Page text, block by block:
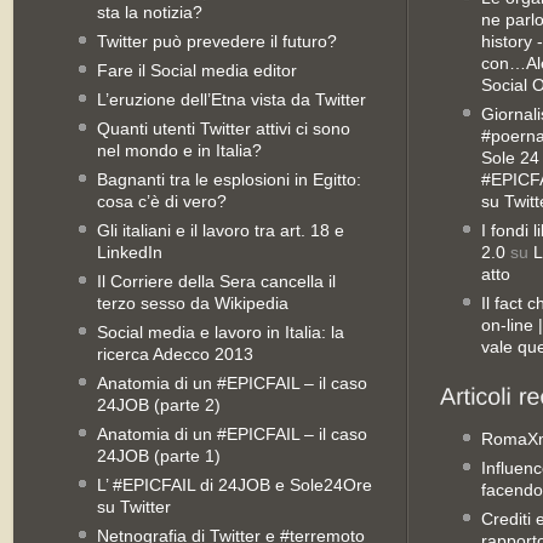
sta la notizia?
Twitter può prevedere il futuro?
Fare il Social media editor
L’eruzione dell’Etna vista da Twitter
Quanti utenti Twitter attivi ci sono
nel mondo e in Italia?
Bagnanti tra le esplosioni in Egitto:
cosa c’è di vero?
Gli italiani e il lavoro tra art. 18 e
LinkedIn
Il Corriere della Sera cancella il
terzo sesso da Wikipedia
Social media e lavoro in Italia: la
ricerca Adecco 2013
Anatomia di un #EPICFAIL – il caso
24JOB (parte 2)
Anatomia di un #EPICFAIL – il caso
24JOB (parte 1)
L’ #EPICFAIL di 24JOB e Sole24Ore
su Twitter
Netnografia di Twitter e #terremoto
ne
history
Social
Sole
su
I fondi
2.0 su
atto
Il fact
on-line
vale
Crediti